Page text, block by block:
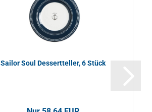
Sailor Soul Dessertteller, 6 Stück